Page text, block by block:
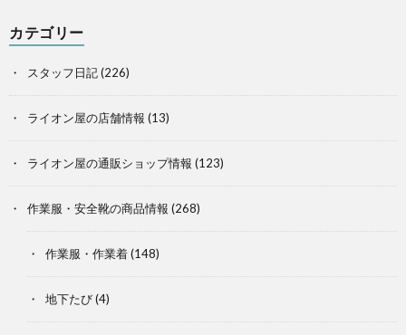
カテゴリー
スタッフ日記(226)
ライオン屋の店舗情報 (13)
ライオン屋の通販ショップ情報 (123)
作業服・安全靴の商品情報 (268)
作業服・作業着(148)
地下たび(4)